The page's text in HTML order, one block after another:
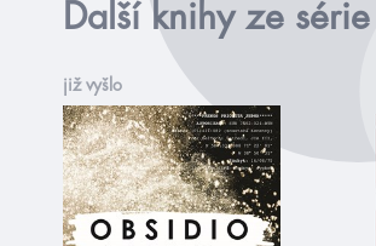
Další knihy ze série
již vyšlo